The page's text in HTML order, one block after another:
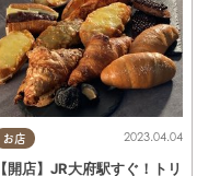
お店 2023.04.04
【開店】JR大府駅すぐ！トリ